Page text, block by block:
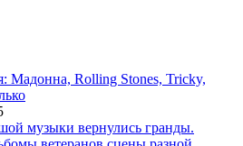
Мадонна, Rolling Stones, Tricky,
музыки вернулись гранды.